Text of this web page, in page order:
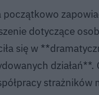
dotyczące
się w
działań**.
strażników